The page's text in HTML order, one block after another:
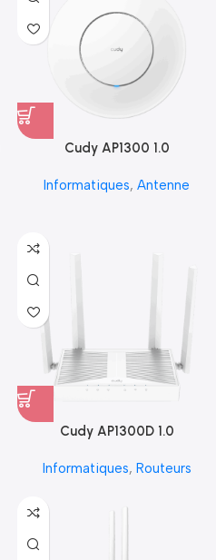
Cudy AP1300 1.0
Informatiques, Antenne
Cudy AP1300D 1.0
Informatiques, Routeurs